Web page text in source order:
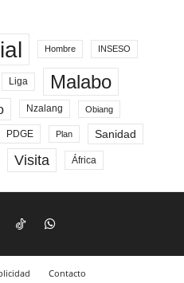
Hombre INSESO
Liga Malabo
Nzalang Obiang
PDGE Plan Sanidad
Visita África
Contacto